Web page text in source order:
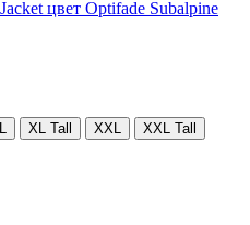
XL Tall XXL
XXL Tall